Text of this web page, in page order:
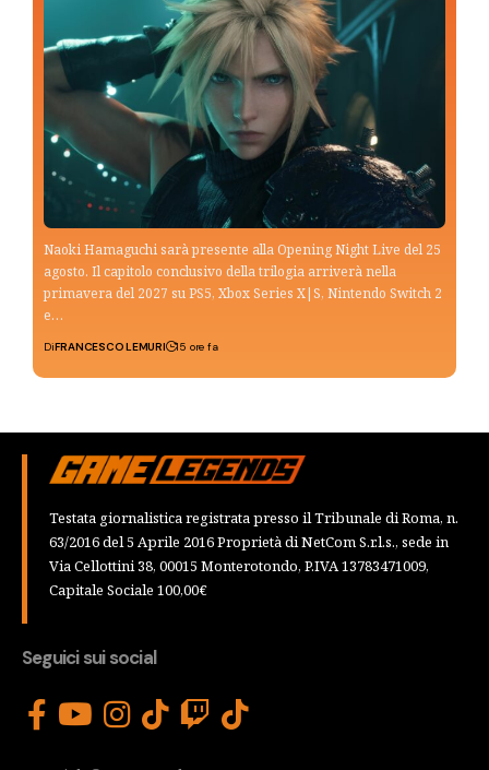
Naoki Hamaguchi sarà presente alla Opening Night Live del 25
agosto. Il capitolo conclusivo della trilogia arriverà nella
primavera del 2027 su PS5, Xbox Series X|S, Nintendo Switch 2
e…
DiFRANCESCO LEMURI 15 ore fa
Testata giornalistica registrata presso il Tribunale di Roma, n.
63/2016 del 5 Aprile 2016 Proprietà di NetCom S.r.l.s., sede in
Via Cellottini 38, 00015 Monterotondo, P.IVA 13783471009,
Capitale Sociale 100,00€
Seguici sui social